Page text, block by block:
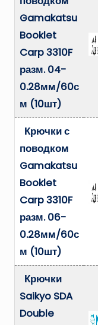
Gamakatsu
Booklet
Carp 3310F
разм. 04-
0.28мм/60с
м (10шт)
Крючки с
поводком
Gamakatsu
Booklet
Carp 3310F
разм. 06-
0.28мм/60с
м (10шт)
Крючки
Saikyo SDA
Double